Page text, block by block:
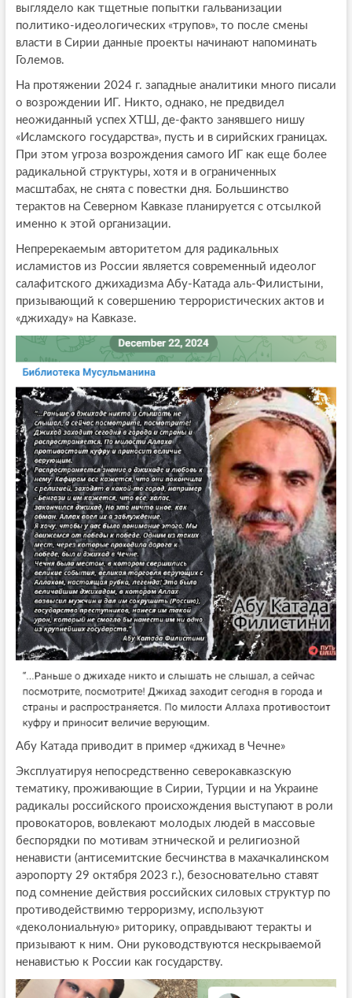
выглядело как тщетные попытки гальванизации
политико-идеологических «трупов», то после смены
власти в Сирии данные проекты начинают напоминать
Големов.
На протяжении 2024 г. западные аналитики много писали
о возрождении ИГ. Никто, однако, не предвидел
неожиданный успех ХТШ, де-факто занявшего нишу
«Исламского государства», пусть и в сирийских границах.
При этом угроза возрождения самого ИГ как еще более
радикальной структуры, хотя и в ограниченных
масштабах, не снята с повестки дня. Большинство
терактов на Северном Кавказе планируется с отсылкой
именно к этой организации.
Непререкаемым авторитетом для радикальных
исламистов из России является современный идеолог
салафитского джихадизма Абу-Катада аль-Филистыни,
призывающий к совершению террористических актов и
«джихаду» на Кавказе.
Абу Катада приводит в пример «джихад в Чечне»
Эксплуатируя непосредственно северокавказскую
тематику, проживающие в Сирии, Турции и на Украине
радикалы российского происхождения выступают в роли
провокаторов, вовлекают молодых людей в массовые
беспорядки по мотивам этнической и религиозной
ненависти (антисемитские бесчинства в махачкалинском
аэропорту 29 октября 2023 г.), безосновательно ставят
под сомнение действия российских силовых структур по
противодействимю терроризму, используют
«деколониальную» риторику, оправдывают теракты и
призывают к ним. Они руководствуются нескрываемой
ненавистью к России как государству.